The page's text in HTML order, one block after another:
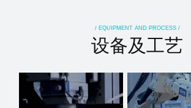
/ EQUIPMENT AND PROCESS /
设备及工艺